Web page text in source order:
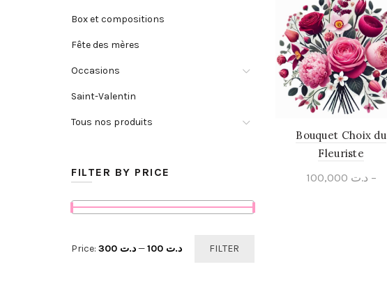
Bouquet Choix du
Fleuriste
د.ت –
Box et compositions
Fête des mères
Occasions
Saint-Valentin
Tous nos produits
FILTER BY PRICE
Min
Max
FILTER
Price: د.ت 100 —د.ت 300